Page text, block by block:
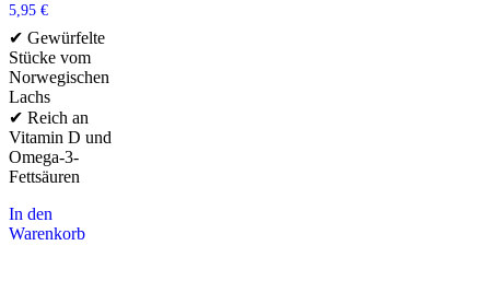
5,95 €
✔ Gewürfelte
Stücke vom
Norwegischen
Lachs
✔ Reich an
Vitamin D und
Omega-3-
Fettsäuren
In den
Warenkorb